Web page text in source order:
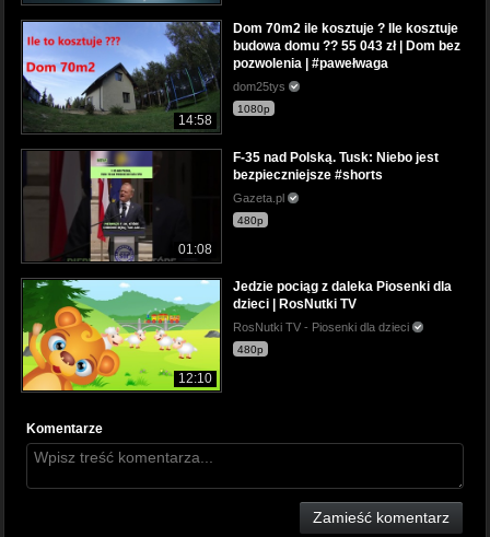
14:58
Dom 70m2 ile kosztuje ? Ile kosztuje
budowa domu ?? 55 043 zł | Dom bez
pozwolenia | #pawełwaga
dom25tys
1080p
01:08
F-35 nad Polską. Tusk: Niebo jest
bezpieczniejsze #shorts
Gazeta.pl
480p
12:10
Jedzie pociąg z daleka Piosenki dla
dzieci | RosNutki TV
RosNutki TV - Piosenki dla dzieci
480p
Komentarze
Zamieść komentarz